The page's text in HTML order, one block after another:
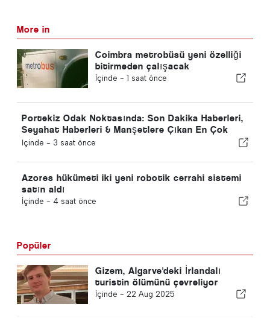
More in
Coimbra metrobüsü yeni özelliği
bitirmeden çalışacak
İçinde - 1 saat önce
Portekiz Odak Noktasında: Son Dakika Haberleri,
Seyahat Haberleri & Manşetlere Çıkan En Çok
Olan Hikayeler
İçinde - 3 saat önce
Azores hükümeti iki yeni robotik cerrahi sistemi
satın aldı
İçinde - 4 saat önce
Popüler
Gizem, Algarve'deki İrlandalı
turistin ölümünü çevreliyor
İçinde - 22 Aug 2025